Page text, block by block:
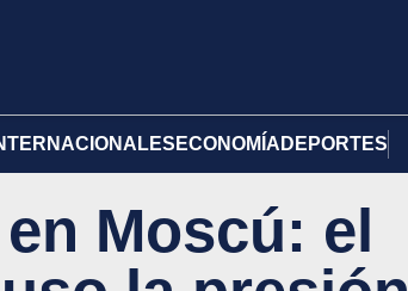
ECONOMÍA DEPORTES
Moscú: el